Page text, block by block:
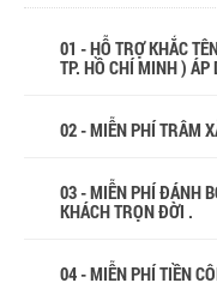
01 - HỖ TRỢ KHẮC
TP. HỒ CHÍ MINH )
02 - MIỄN PHÍ TRÂM
03 - MIỄN PHÍ ĐÁNH
KHÁCH TRỌN ĐỜI .
04 - MIỄN PHÍ TIỀN